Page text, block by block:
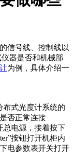
信号线、控制线以
器是否和机械部
为例，具体介绍一
布式光度计系统的
否正常连接
总电源，接着按下
按钮打开机柜内
电参数表开关打开